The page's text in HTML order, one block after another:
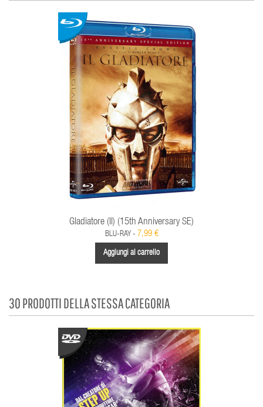
Gladiatore (Il) (15th Anniversary SE)
BLU-RAY - 7,99 €
Aggiungi al carrello
30 PRODOTTI DELLA STESSA CATEGORIA